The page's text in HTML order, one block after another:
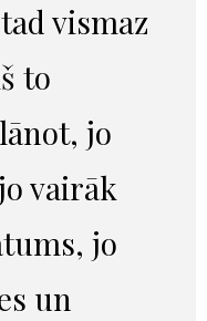
vismaz
to
jo
vairāk
jo
un